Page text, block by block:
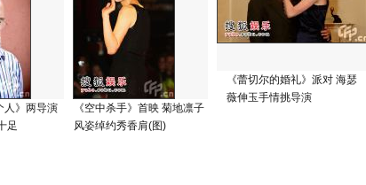
人》两导演
足
《空中杀手》首映 菊地凛子
风姿绰约秀香肩(图)
《蕾切尔的婚礼》派对 海瑟
薇伸玉手情挑导演